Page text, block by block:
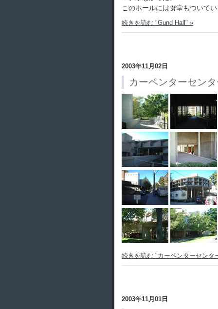
このホールには食堂もついて
続きを読む "Gund Hall" »
2003年11月02日
カーペンターセン
続きを読む "カーペンターセンタ
2003年11月01日